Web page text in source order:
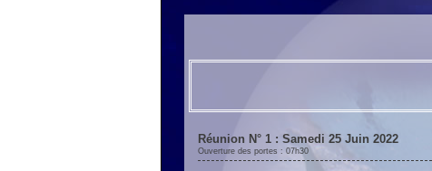
Réunion N° 1 : Samedi 25 Juin 2022
Ouverture des portes : 07h30